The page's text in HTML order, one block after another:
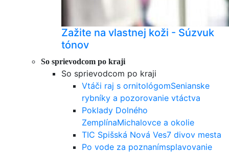
Zažite na vlastnej koži - Súzvuk
tónov
So sprievodcom po kraji
So sprievodcom po kraji
Vtáči raj s ornitológomSenianske
rybníky a pozorovanie vtáctva
Poklady Dolného
ZemplínaMichalovce a okolie
TIC Spišská Nová Ves7 divov mesta
Po vode za poznanímsplavovanie